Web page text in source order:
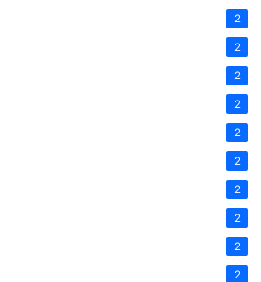
2
2
2
2
2
2
2
2
2
2